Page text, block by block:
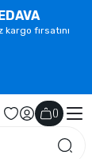
fırsatını
()